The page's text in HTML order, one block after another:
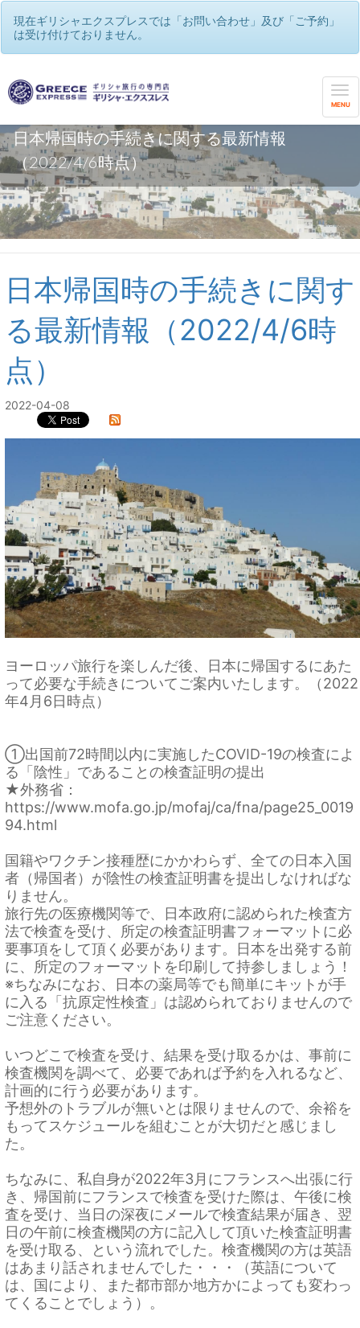
現在ギリシャエクスプレスでは「お問い合わせ」及び「ご予約」
は受け付けておりません。
MENU
日本帰国時の手続きに関する最新情報
（2022/4/6時点）
日本帰国時の手続きに関す
る最新情報（2022/4/6時
点）
2022-04-08
ヨーロッパ旅行を楽しんだ後、日本に帰国するにあた
って必要な手続きについてご案内いたします。（2022
年4月6日時点）
①出国前72時間以内に実施したCOVID-19の検査によ
る「陰性」であることの検査証明の提出
★外務省：
https://www.mofa.go.jp/mofaj/ca/fna/page25_0019
94.html
国籍やワクチン接種歴にかかわらず、全ての日本入国
者（帰国者）が陰性の検査証明書を提出しなければな
りません。
旅行先の医療機関等で、日本政府に認められた検査方
法で検査を受け、所定の検査証明書フォーマットに必
要事項をして頂く必要があります。日本を出発する前
に、所定のフォーマットを印刷して持参しましょう！
※ちなみになお、日本の薬局等でも簡単にキットが手
に入る「抗原定性検査」は認められておりませんので
ご注意ください。
いつどこで検査を受け、結果を受け取るかは、事前に
検査機関を調べて、必要であれば予約を入れるなど、
計画的に行う必要があります。
予想外のトラブルが無いとは限りませんので、余裕を
もってスケジュールを組むことが大切だと感じまし
た。
ちなみに、私自身が2022年3月にフランスへ出張に行
き、帰国前にフランスで検査を受けた際は、午後に検
査を受け、当日の深夜にメールで検査結果が届き、翌
日の午前に検査機関の方に記入して頂いた検査証明書
を受け取る、という流れでした。検査機関の方は英語
はあまり話されませんでした・・・（英語について
は、国により、また都市部か地方かによっても変わっ
てくることでしょう）。